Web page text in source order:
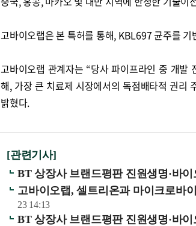
고바이오랩은 본 특허를 통해, KBL697 균주를
고바이오랩 관계자는 “당사 파이프라인 중 개
해, 가장 큰 치료제 시장에서의 독점배타적 권리
밝혔다.
[관련기사]
BT 상장사 브랜드평판 진원생명·바
고바이오랩, 셀트리온과 마이크로바
23 14:13
BT 상장사 브랜드평판 진원생명·바